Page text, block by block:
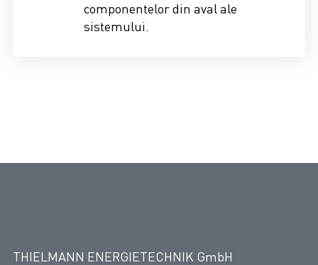
componentelor din aval ale
sistemului.
THIELMANN ENERGIETECHNIK GmbH